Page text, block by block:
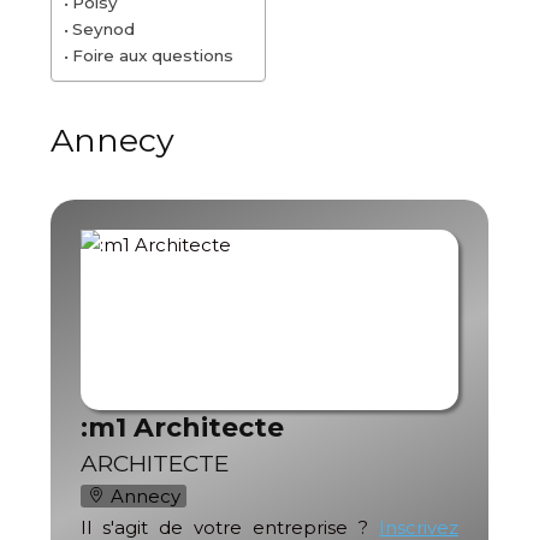
Seynod
Foire aux questions
Annecy
:m1 Architecte
ARCHITECTE
Annecy
Il s'agit de votre entreprise ?
Inscrivez